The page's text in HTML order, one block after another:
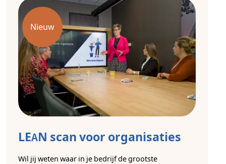
Nieuw
LEAN scan voor organisaties
Wil jij weten waar in je bedrijf de grootste